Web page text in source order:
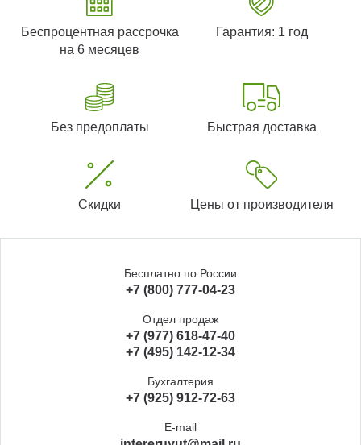
Беспроцентная рассрочка
на 6 месяцев
Гарантия: 1 год
Без предоплаты Быстрая доставка
Скидки Цены от производителя
Бесплатно по России
+7 (800) 777-04-23
Отдел продаж
+7 (977) 618-47-40
+7 (495) 142-12-34
Бухгалтерия
+7 (925) 912-72-63
E-mail